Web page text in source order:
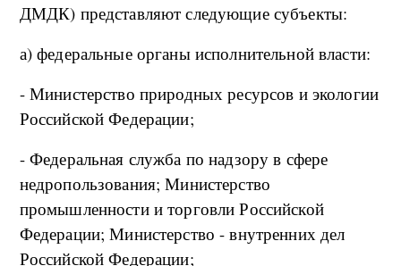
ДМДК) представляют следующие субъекты:
а) федеральные органы исполнительной власти:
- Министерство природных ресурсов и экологии
Российской Федерации;
- Федеральная служба по надзору в сфере
недропользования; Министерство
промышленности и торговли Российской
Федерации; Министерство - внутренних дел
Российской Федерации;